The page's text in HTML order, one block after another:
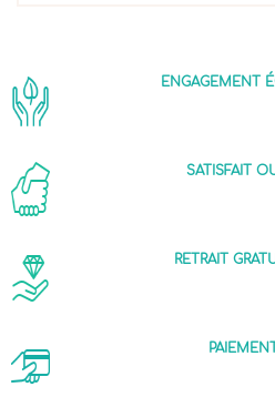
ENGAGEMENT
SATISFAIT
RETRAIT